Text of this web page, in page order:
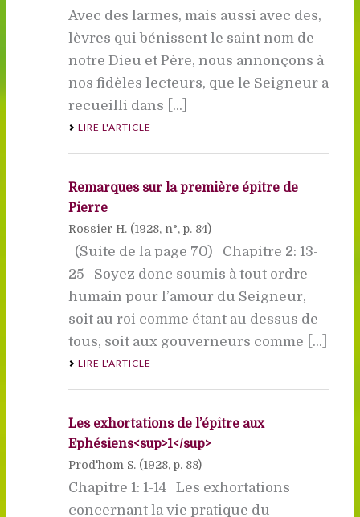
Avec des larmes, mais aussi avec des,
lèvres qui bénissent le saint nom de
notre Dieu et Père, nous annonçons à
nos fidèles lecteurs, que le Seigneur a
recueilli dans [...]
LIRE L'ARTICLE
Remarques sur la première épître de
Pierre
Rossier H. (1928, n°, p. 84)
(Suite de la page 70) Chapitre 2: 13-
25 Soyez donc soumis à tout ordre
humain pour l’amour du Seigneur,
soit au roi comme étant au dessus de
tous, soit aux gouverneurs comme [...]
LIRE L'ARTICLE
Les exhortations de l’épître aux
Ephésiens<sup>1</sup>
Prod'hom S. (1928, p. 88)
Chapitre 1: 1-14 Les exhortations
concernant la vie pratique du